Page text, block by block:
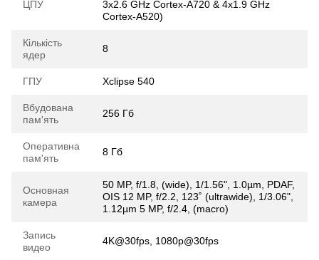
ЦПУ
3x2.6 GHz Cortex-A720 & 4x1.9 GHz
Cortex-A520)
Кількість
ядер
8
ГПУ Xclipse 540
Вбудована
пам'ять
256 Гб
Оперативна
пам'ять
8 Гб
Основная
камера
50 MP, f/1.8, (wide), 1/1.56", 1.0µm, PDAF,
OIS 12 MP, f/2.2, 123˚ (ultrawide), 1/3.06",
1.12µm 5 MP, f/2.4, (macro)
Запись
видео
4K@30fps, 1080p@30fps